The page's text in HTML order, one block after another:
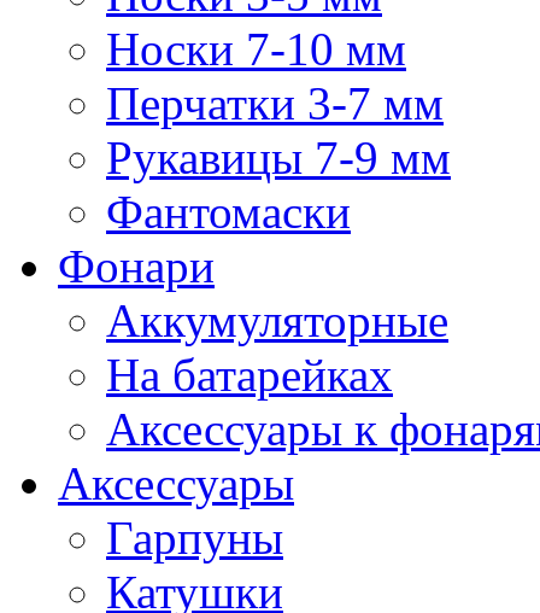
Носки 7-10 мм
Перчатки 3-7 мм
Рукавицы 7-9 мм
Фантомаски
Фонари
Аккумуляторные
На батарейках
Аксессуары к
Аксессуары
Гарпуны
Катушки